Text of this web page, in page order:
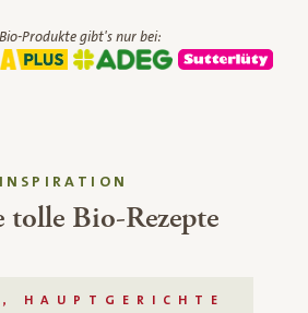
Produkte gibt's nur bei:
INSPIRATION
tolle Bio-Rezepte
HAUPTGERICHTE